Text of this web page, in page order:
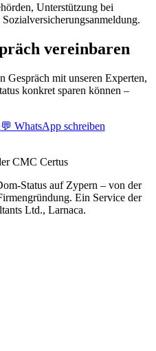
Unterstützung bei
vereinbaren
Gespräch mit unseren Experten,
konkret sparen können –
💬 WhatsApp schreiben
CMC Certus
Status auf Zypern – von der
Ein Service der
Ltd., Larnaca.